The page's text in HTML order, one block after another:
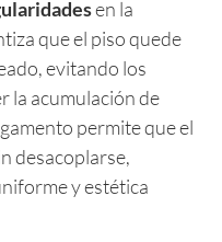
en la
que el piso quede
evitando los
la acumulación de
permite que el
desacoplarse,
y estética